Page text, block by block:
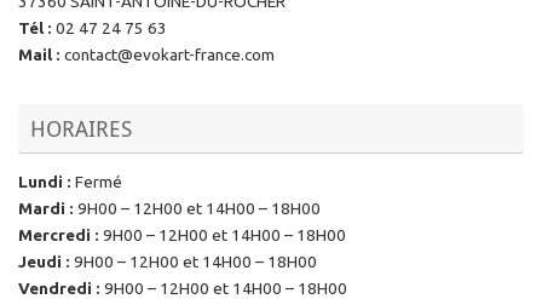
Tél : 02 47 24 75 63
Mail : contact@evokart-france.com
HORAIRES
Lundi : Fermé
Mardi : 9H00 – 12H00 et 14H00 – 18H00
Mercredi : 9H00 – 12H00 et 14H00 – 18H00
Jeudi : 9H00 – 12H00 et 14H00 – 18H00
Vendredi : 9H00 – 12H00 et 14H00 – 18H00